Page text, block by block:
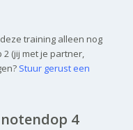
training alleen nog
2 (jij met je partner,
Stuur gerust een
4